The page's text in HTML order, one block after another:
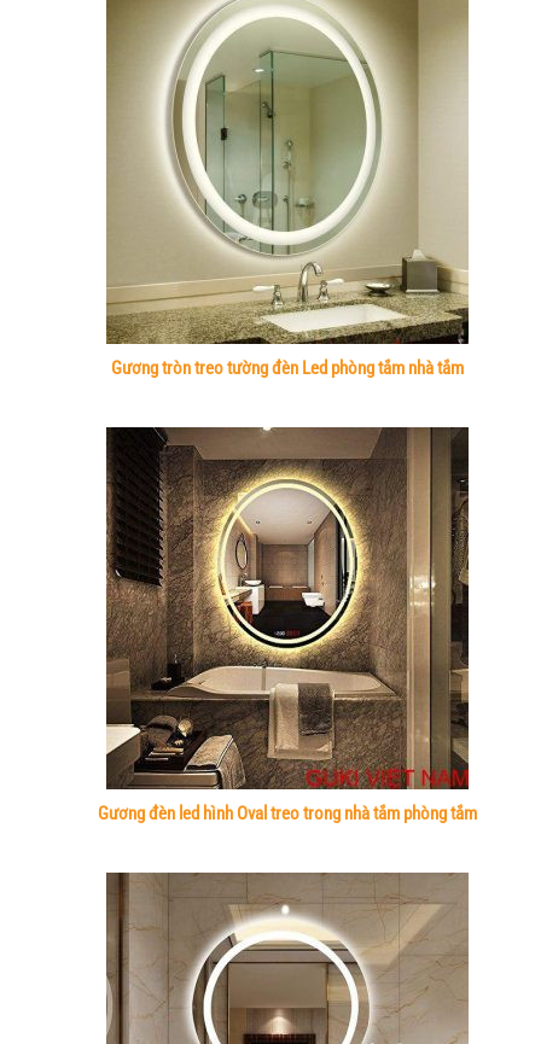
Gương tròn treo tường đèn Led phòng tắm nhà tắm
Gương đèn led hình Oval treo trong nhà tắm phòng tắm